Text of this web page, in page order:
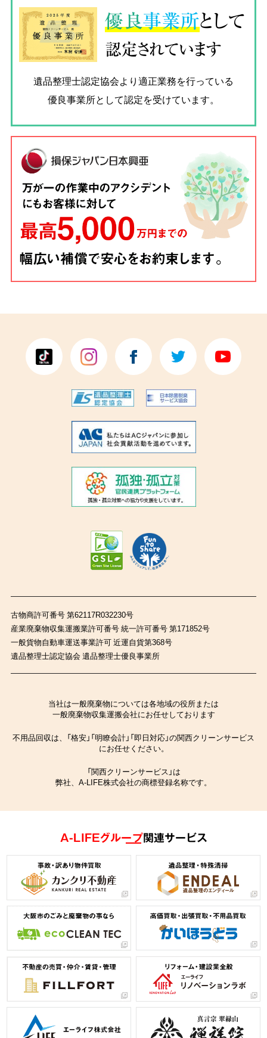
優良事業所として
認定されています
遺品整理士認定協会より適正業務を行っている
優良事業所として認定を受けています。
古物商許可番号 第62117R032230号
産業廃棄物収集運搬業許可番号 統一許可番号 第171852号
一般貨物自動車運送事業許可 近運自貨第368号
遺品整理士認定協会 遺品整理士優良事業所
当社は一般廃棄物については各地域の役所または
一般廃棄物収集運搬会社にお任せしております
不用品回収は、「格安」「明瞭会計」「即日対応」の関西クリーンサービス
にお任せください。
「関西クリーンサービス」は
弊社、A-LIFE株式会社の商標登録名称です。
A-LIFEグループ関連サービス